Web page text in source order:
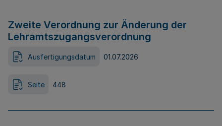
Zweite Verordnung zur Änderung der
Lehramtszugangsverordnung
Ausfertigungsdatum 01.07.2026
Seite 448